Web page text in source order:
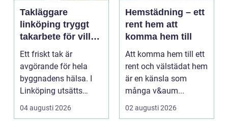
Takläggare
linköping tryggt
takarbete för villa,
brf och företag
Ett friskt tak är
avgörande för hela
byggnadens hälsa. I
Linköping utsätts
taken för stora
temperatu...
04 augusti 2026
Hemstädning – ett
rent hem att
komma hem till
Att komma hem till ett
rent och välstädat hem
är en känsla som
många v&aum...
02 augusti 2026